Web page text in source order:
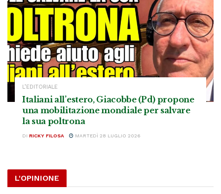
L’EDITORIALE
Italiani all’estero, Giacobbe (Pd) propone
una mobilitazione mondiale per salvare
la sua poltrona
DI RICKY FILOSA MARTEDÌ 28 LUGLIO 2026
L'OPINIONE